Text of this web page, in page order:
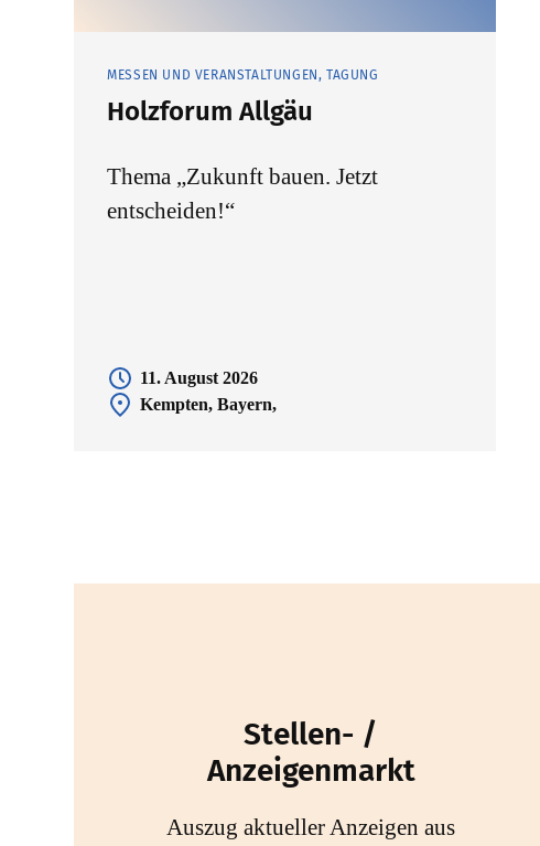
MESSEN UND VERANSTALTUNGEN, TAGUNG
Holzforum Allgäu
Thema „Zukunft bauen. Jetzt
entscheiden!“
11. August 2026
Kempten, Bayern,
Stellen- /
Anzeigenmarkt
Auszug aktueller Anzeigen aus